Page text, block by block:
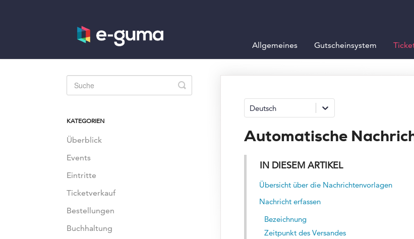
Allgemeines Gutscheinsystem
Deutsch
Automatische
IN DIESEM ARTIKEL
Übersicht über die Nachrichtenvorlagen
Nachricht erfassen
Bezeichnung
Zeitpunkt des Versandes
Toggle
Search
KATEGORIEN
Überblick
Events
Eintritte
Ticketverkauf
Bestellungen
Buchhaltung